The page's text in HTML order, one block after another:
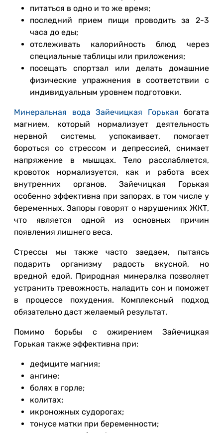
питаться в одно и то же время;
последний прием пищи проводить за 2-3
часа до еды;
отслеживать калорийность блюд через
специальные таблицы или приложения;
посещать спортзал или делать домашние
физические упражнения в соответствии с
индивидуальным уровнем подготовки.
Минеральная вода Зайечицкая Горькая богата
магнием, который нормализует деятельность
нервной системы, успокаивает, помогает
бороться со стрессом и депрессией, снимает
напряжение в мышцах. Тело расслабляется,
кровоток нормализуется, как и работа всех
внутренних органов. Зайечицкая Горькая
особенно эффективна при запорах, в том числе у
беременных. Запоры говорят о нарушениях ЖКТ,
что является одной из основных причин
появления лишнего веса.
Стрессы мы также часто заедаем, пытаясь
подарить организму радость вкусной, но
вредной едой. Природная минералка позволяет
устранить тревожность, наладить сон и поможет
в процессе похудения. Комплексный подход
обязательно даст желаемый результат.
Помимо борьбы с ожирением Зайечицкая
Горькая также эффективна при:
дефиците магния;
ангине;
болях в горле;
колитах;
икроножных судорогах;
тонусе матки при беременности;